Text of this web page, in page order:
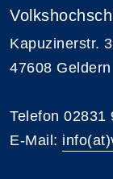
Kapuzinerstr.
47608 Geldern
Telefon 02831
E-Mail: